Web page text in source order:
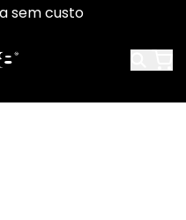
sem custo